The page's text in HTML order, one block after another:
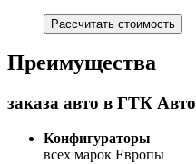
Рассчитать стоимость
Преимущества
заказа авто в ГТК Авто
Конфигураторы
всех марок Европы